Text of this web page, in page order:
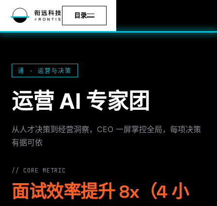
目录
通 · 运营与决策
运营 AI 专家团
从人才决策到经营洞察，CEO 一屏掌控全局，每项决策
有据可依
// CORE METRIC
面试效率提升 8x（4 小